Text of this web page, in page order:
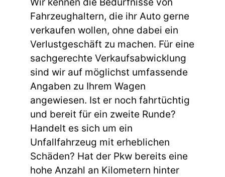
Wir kennen die Bedürfnisse von
Fahrzeughaltern, die ihr Auto gerne
verkaufen wollen, ohne dabei ein
Verlustgeschäft zu machen. Für eine
sachgerechte Verkaufsabwicklung
sind wir auf möglichst umfassende
Angaben zu Ihrem Wagen
angewiesen. Ist er noch fahrtüchtig
und bereit für ein zweite Runde?
Handelt es sich um ein
Unfallfahrzeug mit erheblichen
Schäden? Hat der Pkw bereits eine
hohe Anzahl an Kilometern hinter